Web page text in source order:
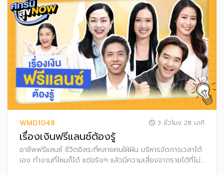
WMD1048 3 ชั่วโมง 28 นาที
เรื่องเงินฟรีแลนซ์ต้องรู้
อาชีพฟรีแลนซ์ ชีวิตอิสระที่หลายคนใฝ่ฝัน บริหารจัดการเวลาได้
เอง ทำงานที่ไหนก็ได้ แต่จริงๆ แล้วมีความเสี่ยงจากรายได้ที่ไม่